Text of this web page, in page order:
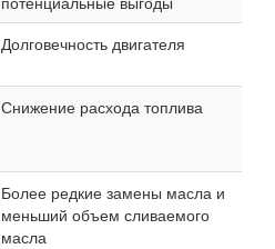
Долговечность двигателя
Снижение расхода топлива
Более редкие замены масла и
меньший объем сливаемого
масла